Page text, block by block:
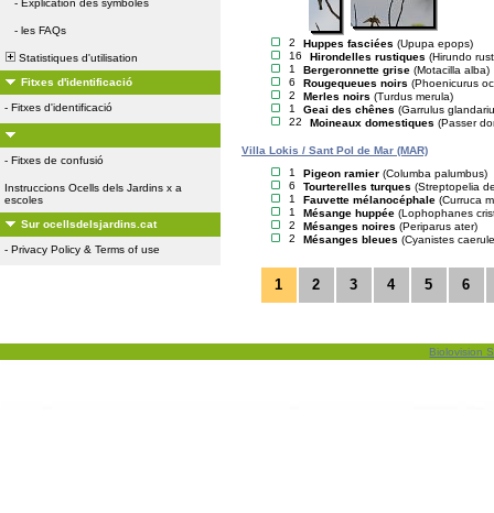
- Explication des symboles
- les FAQs
Statistiques d'utilisation
Fitxes d'identificació
- Fitxes d'identificació
- Fitxes de confusió
Instruccions Ocells dels Jardins x a
escoles
Sur ocellsdelsjardins.cat
- Privacy Policy & Terms of use
2 Huppes fasciées (Upupa epops)
16
Hirondelles rustiques (Hirundo
1
Bergeronnette grise (Motacilla alba)
6
Rougequeues noirs (Phoenicurus
2
Merles noirs (Turdus merula)
1
Geai des chênes (Garrulus
22
Moineaux domestiques (Passer
Villa Lokis / Sant Pol de Mar (MAR)
1
Pigeon ramier (Columba palumbus)
6
Tourterelles turques (Streptopelia
1
Fauvette mélanocéphale (Curruca
1
Mésange huppée (Lophophanes
2
Mésanges noires (Periparus ater)
2
Mésanges bleues (Cyanistes
1 2 3 4 5 6
Biolovision